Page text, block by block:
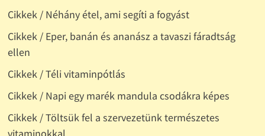
Cikkek / Néhány étel, ami segíti a fogyást
Cikkek / Eper, banán és ananász a tavaszi fáradtság
ellen
Cikkek / Téli vitaminpótlás
Cikkek / Napi egy marék mandula csodákra képes
Cikkek / Töltsük fel a szervezetünk természetes
vitaminokkal